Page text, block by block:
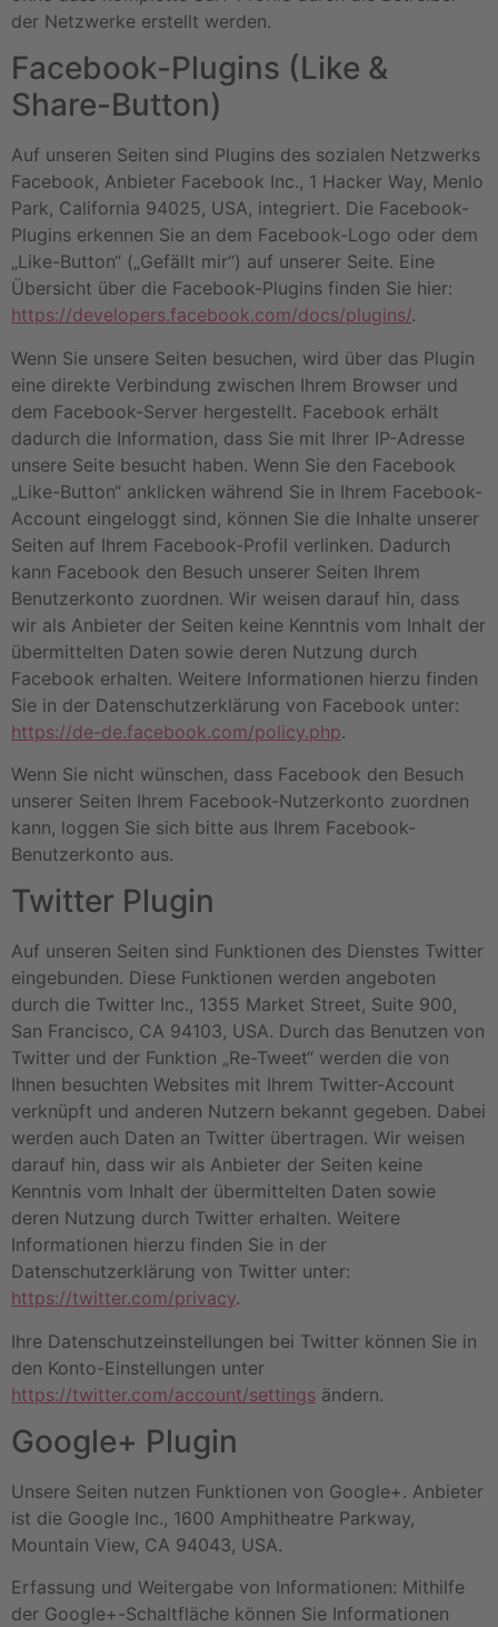
der Netzwerke erstellt werden.
Facebook-Plugins (Like &
Share-Button)
Auf unseren Seiten sind Plugins des sozialen Netzwerks
Facebook, Anbieter Facebook Inc., 1 Hacker Way, Menlo
Park, California 94025, USA, integriert. Die Facebook-
Plugins erkennen Sie an dem Facebook-Logo oder dem
„Like-Button“ („Gefällt mir“) auf unserer Seite. Eine
Übersicht über die Facebook-Plugins finden Sie hier:
https://developers.facebook.com/docs/plugins/.
Wenn Sie unsere Seiten besuchen, wird über das Plugin
eine direkte Verbindung zwischen Ihrem Browser und
dem Facebook-Server hergestellt. Facebook erhält
dadurch die Information, dass Sie mit Ihrer IP-Adresse
unsere Seite besucht haben. Wenn Sie den Facebook
„Like-Button“ anklicken während Sie in Ihrem Facebook-
Account eingeloggt sind, können Sie die Inhalte unserer
Seiten auf Ihrem Facebook-Profil verlinken. Dadurch
kann Facebook den Besuch unserer Seiten Ihrem
Benutzerkonto zuordnen. Wir weisen darauf hin, dass
wir als Anbieter der Seiten keine Kenntnis vom Inhalt der
übermittelten Daten sowie deren Nutzung durch
Facebook erhalten. Weitere Informationen hierzu finden
Sie in der Datenschutzerklärung von Facebook unter:
https://de-de.facebook.com/policy.php.
Wenn Sie nicht wünschen, dass Facebook den Besuch
unserer Seiten Ihrem Facebook-Nutzerkonto zuordnen
kann, loggen Sie sich bitte aus Ihrem Facebook-
Benutzerkonto aus.
Twitter Plugin
Auf unseren Seiten sind Funktionen des Dienstes Twitter
eingebunden. Diese Funktionen werden angeboten
durch die Twitter Inc., 1355 Market Street, Suite 900,
San Francisco, CA 94103, USA. Durch das Benutzen von
Twitter und der Funktion „Re-Tweet“ werden die von
Ihnen besuchten Websites mit Ihrem Twitter-Account
verknüpft und anderen Nutzern bekannt gegeben. Dabei
werden auch Daten an Twitter übertragen. Wir weisen
darauf hin, dass wir als Anbieter der Seiten keine
Kenntnis vom Inhalt der übermittelten Daten sowie
deren Nutzung durch Twitter erhalten. Weitere
Informationen hierzu finden Sie in der
Datenschutzerklärung von Twitter unter:
https://twitter.com/privacy.
Ihre Datenschutzeinstellungen bei Twitter können Sie in
den Konto-Einstellungen unter
https://twitter.com/account/settings ändern.
Google+ Plugin
Unsere Seiten nutzen Funktionen von Google+. Anbieter
ist die Google Inc., 1600 Amphitheatre Parkway,
Mountain View, CA 94043, USA.
Erfassung und Weitergabe von Informationen: Mithilfe
der Google+-Schaltfläche können Sie Informationen